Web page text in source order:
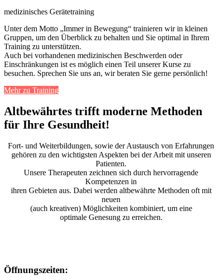
medizinisches Gerätetraining
Unter dem Motto „Immer in Bewegung“ trainieren wir in kleinen
Gruppen, um den Überblick zu behalten und Sie optimal in Ihrem
Training zu unterstützen.
Auch bei vorhandenen medizinischen Beschwerden oder
Einschränkungen ist es möglich einen Teil unserer Kurse zu
besuchen. Sprechen Sie uns an, wir beraten Sie gerne persönlich!
Mehr zu Training
Altbewährtes trifft moderne Methoden
für Ihre Gesundheit!
Fort- und Weiterbildungen, sowie der Austausch von Erfahrungen
gehören zu den wichtigsten Aspekten bei der Arbeit mit unseren
Patienten.
Unsere Therapeuten zeichnen sich durch hervorragende
Kompetenzen in
ihren Gebieten aus. Dabei werden altbewährte Methoden oft mit
neuen
(auch kreativen) Möglichkeiten kombiniert, um eine
optimale Genesung zu erreichen.
Öffnungszeiten: